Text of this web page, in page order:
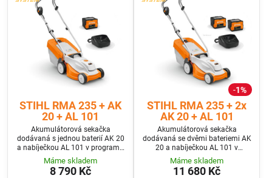
STIHL RMA 235 + AK
20 + AL 101
Akumulátorová sekačka
dodávaná s jednou baterií AK 20
a nabíječkou AL 101 v programu
SET
Máme skladem
8 790 Kč
1%
STIHL RMA 235 + 2x
AK 20 + AL 101
Akumulátorová sekačka
dodávaná se dvěmi bateriemi AK
20 a nabíječkou AL 101 v
programu SET+
Máme skladem
11 680 Kč